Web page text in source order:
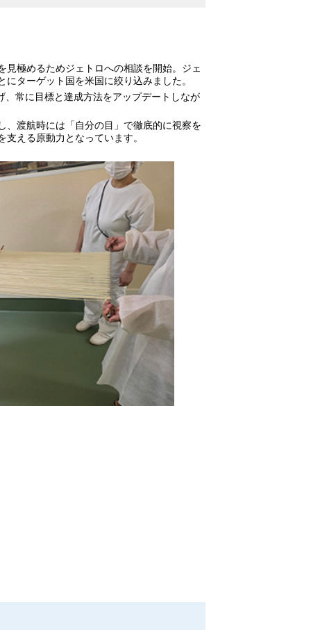
極めるためジェトロへの相談を開始。ジェ
ターゲット国を米国に絞り込みました。
常に目標と達成方法をアップデートしなが
、渡航時には「自分の目」で徹底的に視察を
える原動力となっています。